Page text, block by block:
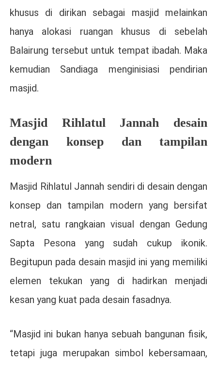
khusus di dirikan sebagai masjid melainkan
hanya alokasi ruangan khusus di sebelah
Balairung tersebut untuk tempat ibadah. Maka
kemudian Sandiaga menginisiasi pendirian
masjid.
Masjid Rihlatul Jannah desain
dengan konsep dan tampilan
modern
Masjid Rihlatul Jannah sendiri di desain dengan
konsep dan tampilan modern yang bersifat
netral, satu rangkaian visual dengan Gedung
Sapta Pesona yang sudah cukup ikonik.
Begitupun pada desain masjid ini yang memiliki
elemen tekukan yang di hadirkan menjadi
kesan yang kuat pada desain fasadnya.
“Masjid ini bukan hanya sebuah bangunan fisik,
tetapi juga merupakan simbol kebersamaan,